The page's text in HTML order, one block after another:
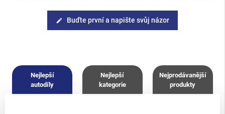
edit Buďte první a napište svůj názor
Nejlepší
autodíly
Nejlepší
kategorie
Nejprodávanější
produkty